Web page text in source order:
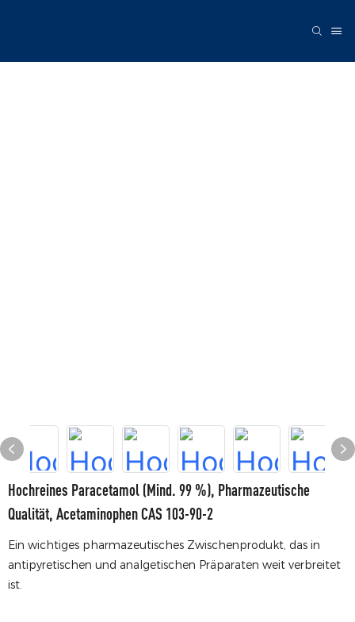
Hochreines Paracetamol (mind. 99 %), Pharmazeutische
Qualität, Acetaminophen CAS 103-90-2
Ein wichtiges pharmazeutisches Zwischenprodukt, das in
antipyretischen und analgetischen Präparaten weit verbreitet
ist.